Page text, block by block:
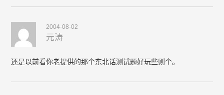
2004-08-02
元涛
还是以前看你老提供的那个东北话测试题好玩些则个。